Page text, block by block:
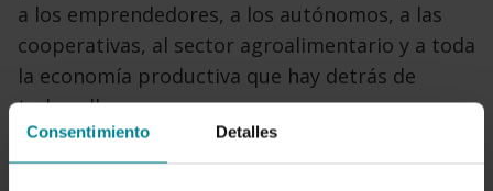
Consentimiento Detalles
a los emprendedores, a los autónomos, a las
cooperativas, al sector agroalimentario y a toda
la economía productiva que hay detrás de
todos ellos.